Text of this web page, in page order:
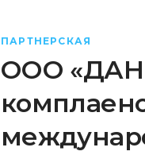
ПАРТНЕРСКАЯ
ООО